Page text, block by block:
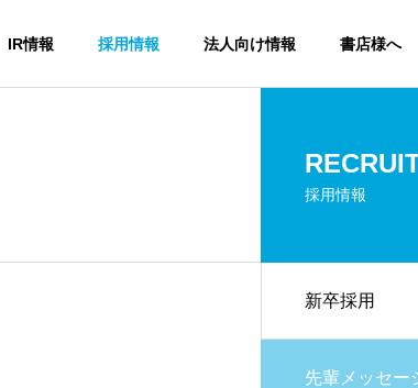
IR情報 採用情報 法人向け情報 書店様へ
採用情報
新卒採用
先輩メッセー